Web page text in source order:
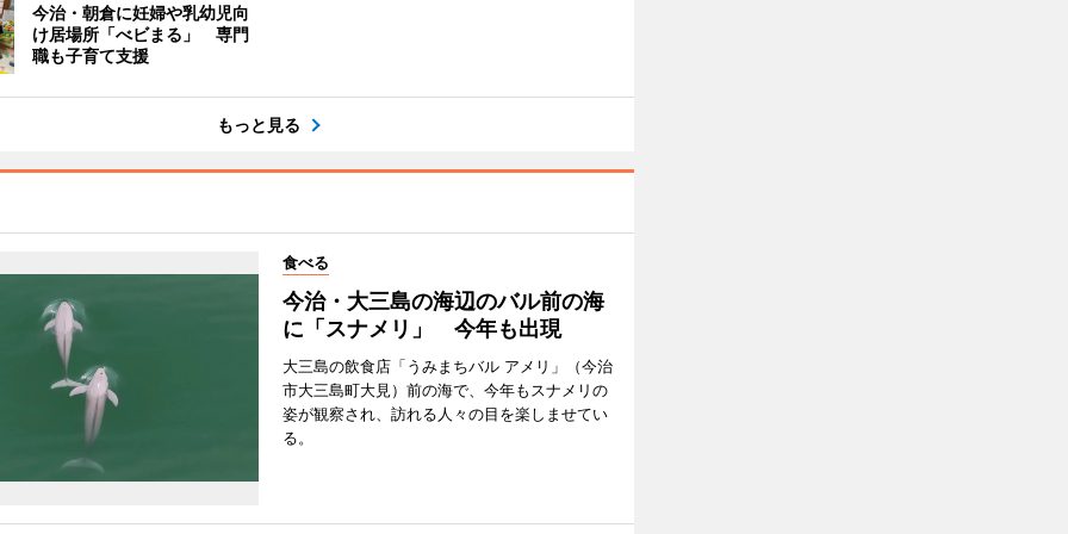
今治・朝倉に妊婦や乳幼児向
け居場所「べビまる」 専門
職も子育て支援
もっと見る
食べる
今治・大三島の海辺のバル前の海
に「スナメリ」 今年も出現
大三島の飲食店「うみまちバル アメリ」（今治
市大三島町大見）前の海で、今年もスナメリの
姿が観察され、訪れる人々の目を楽しませてい
る。